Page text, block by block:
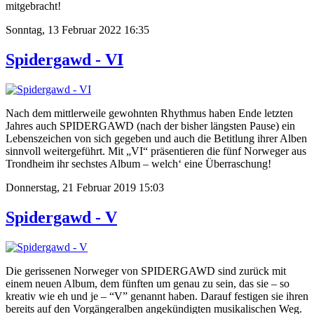
mitgebracht!
Sonntag, 13 Februar 2022 16:35
Spidergawd - VI
Nach dem mittlerweile gewohnten Rhythmus haben Ende letzten
Jahres auch SPIDERGAWD (nach der bisher längsten Pause) ein
Lebenszeichen von sich gegeben und auch die Betitlung ihrer Alben
sinnvoll weitergeführt. Mit „VI“ präsentieren die fünf Norweger aus
Trondheim ihr sechstes Album – welch‘ eine Überraschung!
Donnerstag, 21 Februar 2019 15:03
Spidergawd - V
Die gerissenen Norweger von SPIDERGAWD sind zurück mit
einem neuen Album, dem fünften um genau zu sein, das sie – so
kreativ wie eh und je – “V” genannt haben. Darauf festigen sie ihren
bereits auf den Vorgängeralben angekündigten musikalischen Weg.